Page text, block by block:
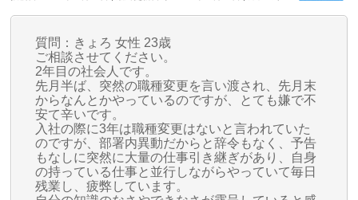
質問：きょろ 女性 23歳
ご相談させてください。
2年目の社会人です。
先月半ば、突然の職種変更を言い渡され、先月末
からなんとかやっているのですが、とても嫌で不
安て辛いです。
入社の際に3年は職種変更はないと言われていた
のですが、部署内異動だからと辞令もなく、予告
もなしに突然に大量の仕事引き継ぎがあり、自身
の持っている仕事と並行しながらやっていて毎日
残業し、疲弊しています。